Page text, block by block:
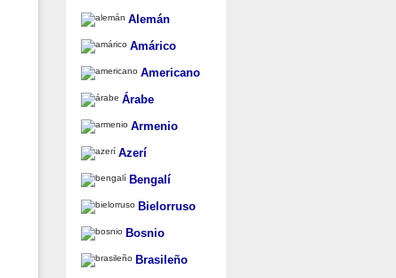
Alemán
Amárico
Americano
Árabe
Armenio
Azerí
Bengalí
Bielorruso
Bosnio
Brasileño